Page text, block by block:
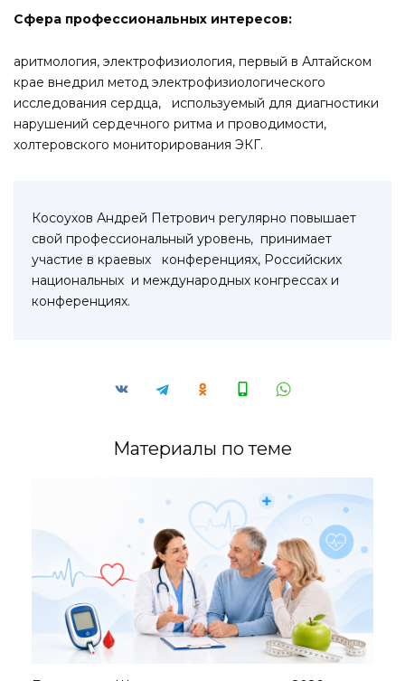
Сфера профессиональных интересов:
аритмология, электрофизиология, первый в Алтайском
крае внедрил метод электрофизиологического
исследования сердца, используемый для диагностики
нарушений сердечного ритма и проводимости,
холтеровского мониторирования ЭКГ.
Косоухов Андрей Петрович регулярно повышает
свой профессиональный уровень, принимает
участие в краевых конференциях, Российских
национальных и международных конгрессах и
конференциях.
Материалы по теме